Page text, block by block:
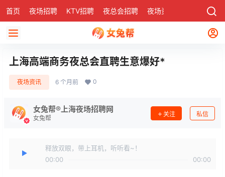
首页 夜场招聘 KTV招聘 夜总会招聘 夜场资讯 社区
上海高端商务夜总会直聘生意爆好*
夜场资讯 6 个月前 0
女兔帮®上海夜场招聘网
女兔帮
关注 私信
释放双眼，带上耳机，听听看~！
00:00
00:00